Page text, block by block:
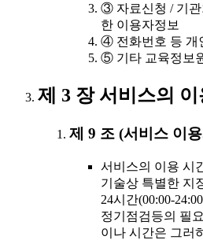
③ 자료신청 / 기관
한 이용자정보
④ 전화번호 등 개
⑤ 기타 교육정보
제 3 장 서비스의 이
제 9 조 (서비스 이
서비스의 이용 시
기술상 특별한 지
24시간(00:00-
정기점검등의 필
이나 시간은 그러